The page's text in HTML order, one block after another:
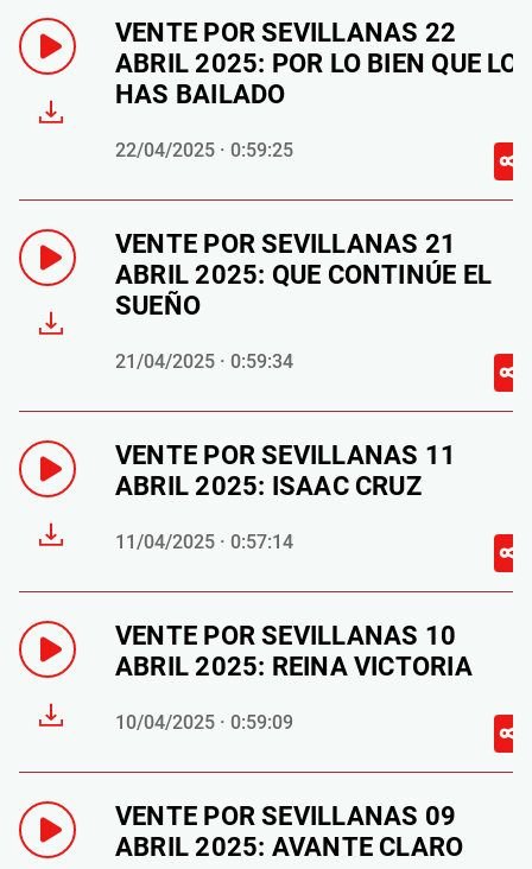
VENTE POR SEVILLANAS 22
ABRIL 2025: POR LO BIEN QUE LO
HAS BAILADO
22/04/2025 · 0:59:25
VENTE POR SEVILLANAS 21
ABRIL 2025: QUE CONTINÚE EL
SUEÑO
21/04/2025 · 0:59:34
VENTE POR SEVILLANAS 11
ABRIL 2025: ISAAC CRUZ
11/04/2025 · 0:57:14
VENTE POR SEVILLANAS 10
ABRIL 2025: REINA VICTORIA
10/04/2025 · 0:59:09
VENTE POR SEVILLANAS 09
ABRIL 2025: AVANTE CLARO